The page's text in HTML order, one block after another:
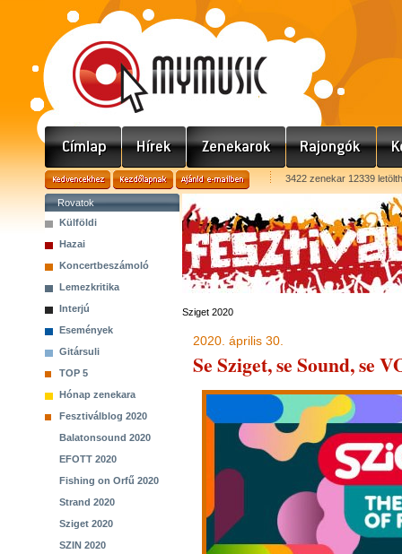
3422 zenekar 12339
Rovatok
Külföldi
Hazai
Koncertbeszámoló
Lemezkritika
Interjú
Események
Gitársuli
TOP 5
Hónap zenekara
Fesztiválblog 2020
Balatonsound 2020
EFOTT 2020
Fishing on Orfű 2020
Strand 2020
Sziget 2020
SZIN 2020
Sziget 2020
2020. április 30.
Se Sziget, se Sound, se